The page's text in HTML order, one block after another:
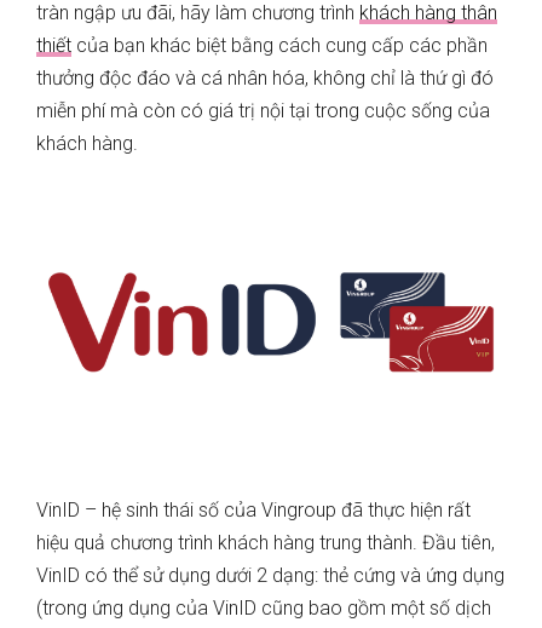
tràn ngập ưu đãi, hãy làm chương trình khách hàng thân
thiết của bạn khác biệt bằng cách cung cấp các phần
thưởng độc đáo và cá nhân hóa, không chỉ là thứ gì đó
miễn phí mà còn có giá trị nội tại trong cuộc sống của
khách hàng.
VinID – hệ sinh thái số của Vingroup đã thực hiện rất
hiệu quả chương trình khách hàng trung thành. Đầu tiên,
VinID có thể sử dụng dưới 2 dạng: thẻ cứng và ứng dụng
(trong ứng dụng của VinID cũng bao gồm một số dịch